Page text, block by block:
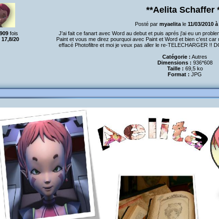
**Aelita Schaffer
Posté par myaelita le 11/03/2010
fois
17,8/20
J'ai fait ce fanart avec Word au debut et puis aprés j'ai eu un
Paint et vous me direz pourquoi avec Paint et Word et bien c'est car
effacé Photofiltre et moi je veux pas aller le re-TELECHARGER !!
Catégorie : Autres
Dimensions : 936*608
Taille : 69,5 ko
Format : JPG